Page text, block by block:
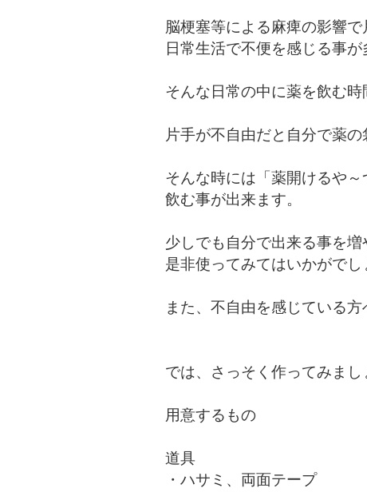
脳梗塞等による麻痺の影響で
日常生活で不便を感じる事が
そんな日常の中に薬を飲む時
片手が不自由だと自分で薬の
そんな時には「薬開けるや
飲む事が出来ます。
少しでも自分で出来る事を
是非使ってみてはいかがでし
また、不自由を感じている方
では、さっそく作ってみまし
用意するもの
道具
・ハサミ、両面テープ